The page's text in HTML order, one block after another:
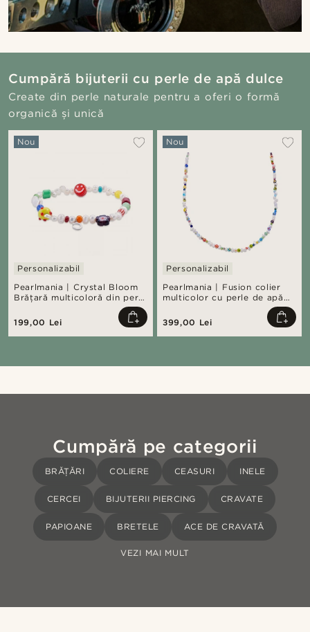
Cumpără bijuterii cu perle de apă dulce
Create din perle naturale pentru a oferi o formă
organică și unică
Pearlmania | Crystal Bloom
Brățară multicoloră din perle
de apă dulce și mărgele din
sticlă
Nou
Personalizabil
199,00 Lei
Pearlmania | Fusion colier
multicolor cu perle de apă
dulce & mărgele din sticlă
Nou
Personalizabil
399,00 Lei
Cumpără pe categorii
BRĂȚĂRI COLIERE CEASURI INELE
CERCEI BIJUTERII PIERCING CRAVATE
PAPIOANE BRETELE ACE DE CRAVATĂ
VEZI MAI MULT